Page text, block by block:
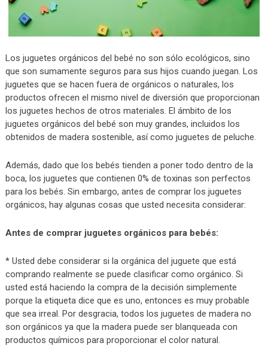
Los juguetes orgánicos del bebé no son sólo ecológicos, sino
que son sumamente seguros para sus hijos cuando juegan. Los
juguetes que se hacen fuera de orgánicos o naturales, los
productos ofrecen el mismo nivel de diversión que proporcionan
los juguetes hechos de otros materiales. El ámbito de los
juguetes orgánicos del bebé son muy grandes, incluidos los
obtenidos de madera sostenible, así como juguetes de peluche.
Además, dado que los bebés tienden a poner todo dentro de la
boca, los juguetes que contienen 0% de toxinas son perfectos
para los bebés. Sin embargo, antes de comprar los juguetes
orgánicos, hay algunas cosas que usted necesita considerar:
Antes de comprar juguetes orgánicos para bebés:
* Usted debe considerar si la orgánica del juguete que está
comprando realmente se puede clasificar como orgánico. Si
usted está haciendo la compra de la decisión simplemente
porque la etiqueta dice que es uno, entonces es muy probable
que sea irreal. Por desgracia, todos los juguetes de madera no
son orgánicos ya que la madera puede ser blanqueada con
productos químicos para proporcionar el color natural.